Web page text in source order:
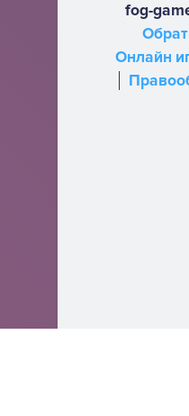
fog-
Онлайн